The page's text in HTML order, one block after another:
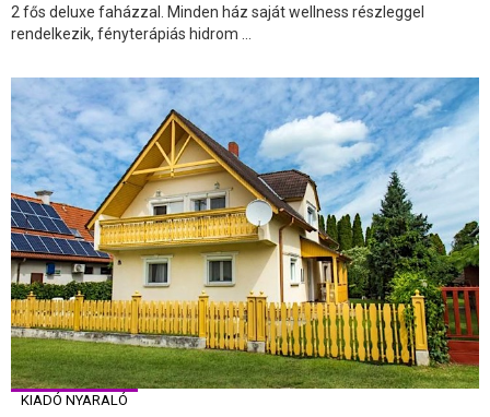
2 fős deluxe faházzal. Minden ház saját wellness részleggel
rendelkezik, fényterápiás hidrom ...
KIADÓ NYARALÓ